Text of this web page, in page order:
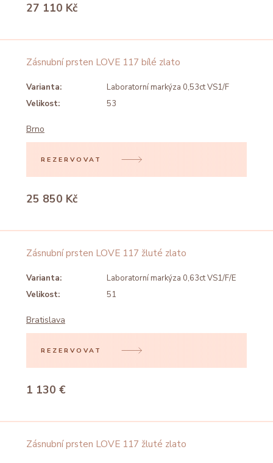
27 110 Kč
Zásnubní prsten LOVE 117 bílé zlato
Varianta:
Laboratorní markýza 0,53ct VS1/F
Velikost:
53
Brno
REZERVOVAT
25 850 Kč
Zásnubní prsten LOVE 117 žluté zlato
Varianta:
Laboratorní markýza 0,63ct VS1/F/E
Velikost:
51
Bratislava
REZERVOVAT
1 130 €
Zásnubní prsten LOVE 117 žluté zlato